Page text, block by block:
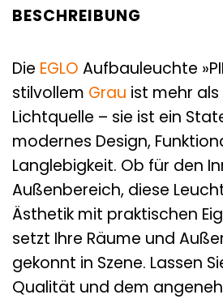
BESCHREIBUNG
Die EGLO Aufbauleuchte
stilvollem Grau ist mehr
Lichtquelle – sie ist ein
modernes Design,
Langlebigkeit. Ob für den
Außenbereich, diese
Ästhetik mit praktischen
setzt Ihre Räume und
gekonnt in Szene. Lassen
Qualität und dem